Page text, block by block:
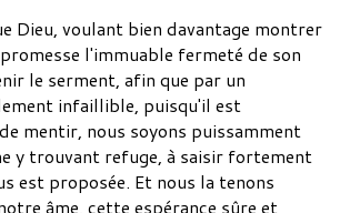
Dieu, voulant bien davantage montrer
l'immuable fermeté de son
le serment, afin que par un
infaillible, puisqu'il est
mentir, nous soyons puissamment
y trouvant refuge, à saisir fortement
est proposée. Et nous la tenons
âme, cette espérance sûre et